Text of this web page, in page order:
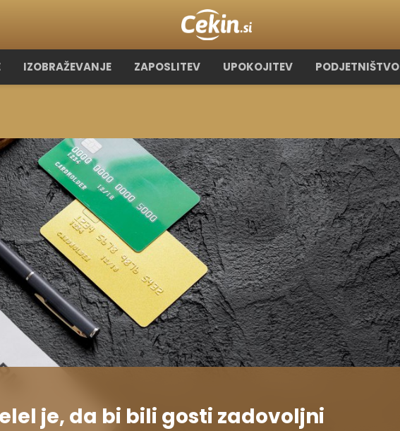
IZOBRAŽEVANJE ZAPOSLITEV UPOKOJITEV PODJETNIŠTVO
je, da bi bili gosti zadovoljni